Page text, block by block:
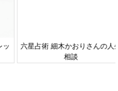
六星占術 細木かおりさんの人生
相談